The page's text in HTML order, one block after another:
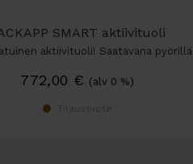
SMART aktiivituoli
aktiivituoli! Saatavana pyörillä
772,00 € (alv 0 %)